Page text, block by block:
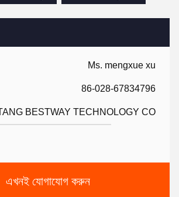
Ms. mengxue xu
86-028-67834796
BESTWAY TECHNOLOGY CO
এখনই যোগাযোগ করুন